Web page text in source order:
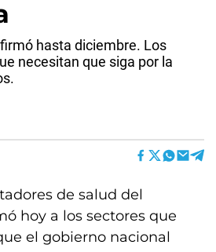
hasta diciembre. Los
necesitan que siga por la
de salud del
hoy a los sectores que
el gobierno nacional